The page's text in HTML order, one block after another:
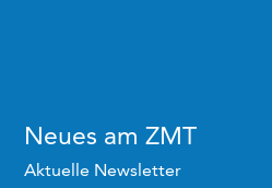
Neues am ZMT
Aktuelle Newsletter